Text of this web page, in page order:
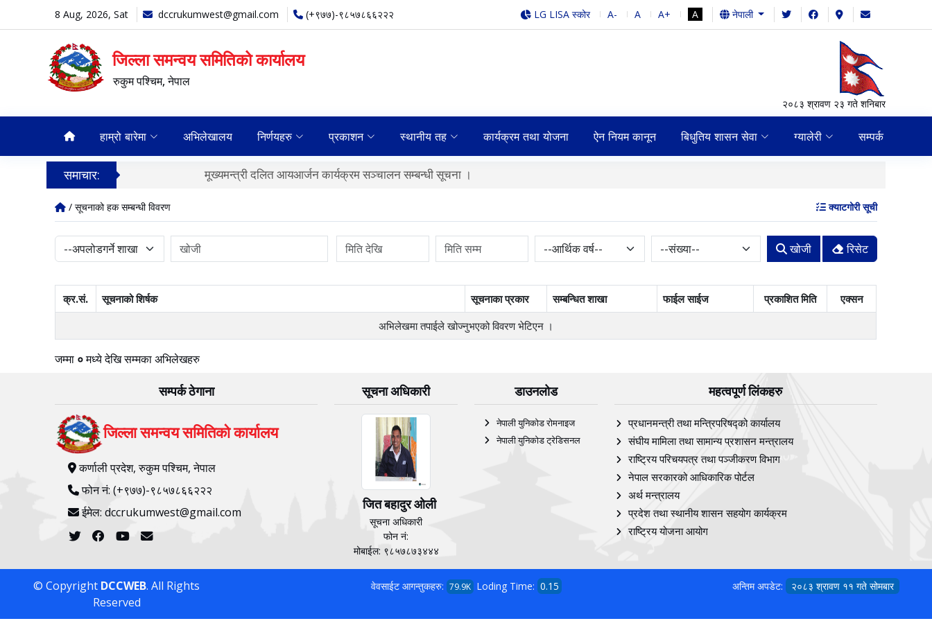
8 Aug, 2026, Sat dccrukumwest@gmail.com (+९७७)-९८५७८६६२२२ LG LISA स्कोर A- A A+ A नेपाली
जिल्ला समन्वय समितिको कार्यालय
रुकुम पश्‍चिम, नेपाल
२०८३ श्रावण २३ गते शनिबार
हाम्रो बारेमा अभिलेखालय निर्णयहरु प्रकाशन स्थानीय तह कार्यक्रम तथा योजना ऐन नियम कानून बिधुतिय शासन सेवा ग्यालेरी सम्पर्क
समाचार: मूख्यमन्त्री दलित आयआर्जन कार्यक्रम सञ्चालन सम्बन्धी सूचना ।
/ सूचनाको हक सम्बन्धी विवरण क्याटगोरी सूची
खोजी रिसेट
क्र.सं. सूचनाको शिर्षक सूचनाका प्रकार सम्बन्धित शाखा फाईल साईज प्रकाशित मिति
एक्सन
अभिलेखमा तपाईले खोज्‍नुभएको विवरण भेटिएन ।
जम्मा ०मध्येदेखिसम्मका अभिलेखहरु
सम्पर्क ठेगाना
जिल्ला समन्वय समितिको कार्यालय
कर्णाली प्रदेश, रुकुम पश्‍चिम, नेपाल
फोन नं: (+९७७)-९८५७८६६२२२
ईमेल: dccrukumwest@gmail.com
सूचना अधिकारी
जित बहादुर ओली
सूचना अधिकारी
फोन नं:
मोबाईल: ९८५७८७३४४४
डाउनलोड
नेपाली युनिकोड रोमनाइज
नेपाली युनिकोड ट्रेडिसनल
महत्वपूर्ण लिंकहरु
प्रधानमन्त्री तथा मन्त्रिपरिषद्को कार्यालय
संघीय मामिला तथा सामान्य प्रशासन मन्त्रालय
राष्ट्रिय परिचयपत्र तथा पञ्‍जीकरण विभाग
नेपाल सरकारको आधिकारिक पोर्टल
अर्थ मन्त्रालय
प्रदेश तथा स्थानीय शासन सहयोग कार्यक्रम
राष्ट्रिय योजना आयोग
© Copyright DCCWEB. All Rights
Reserved
वेवसाईट आगन्तुकहरु: 79.9K Loding Time: 0.15 अन्तिम अपडेट: २०८३ श्रावण ११ गते सोमबार